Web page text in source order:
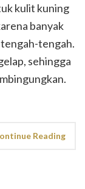
kulit kuning
banyak
tengah.
sehingga
Reading